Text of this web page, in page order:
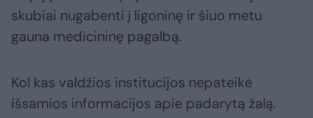
skubiai nugabenti į ligoninę ir šiuo metu
gauna medicininę pagalbą.
Kol kas valdžios institucijos nepateikė
išsamios informacijos apie padarytą žalą.